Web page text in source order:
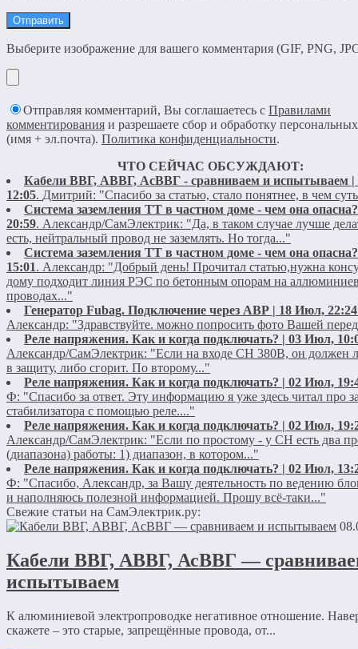
Выберите изображение для вашего комментария (GIF, PNG,
Отправляя комментарий, Вы соглашаетесь с Правилами
комментирования и разрешаете сбор и обработку
(имя + эл.почта). Политика конфиденциальности.
ЧТО СЕЙЧАС ОБСУЖДАЮТ:
Кабели ВВГ, АВВГ, АсВВГ - сравниваем и испытываем |
12:05. Дмитрий: "Спасибо за статью, стало понятнее, в чем
Система заземления ТТ в частном доме - чем она
20:59. Александр/СамЭлектрик: "Да, в таком случае лучше
есть, нейтральный провод не заземлять. Но тогда..."
Система заземления ТТ в частном доме - чем она
15:01. Александр: "Добрый день! Прочитал статью,нужна
дому подходит линия РЭС по бетонным опорам на
проводах..."
Генератор Fubag. Подключение через АВР | 18 Июл, 22:24
Александр: "Здравствуйте. можно попросить фото Вашей
Реле напряжения. Как и когда подключать? | 03 Июл,
Александр/СамЭлектрик: "Если на входе СН 380В, он должен
в защиту, либо сгорит. По второму..."
Реле напряжения. Как и когда подключать? | 02 Июл,
Ф: "Спасибо за ответ. Эту информацию я уже здесь читал про
стабилизатора с помощью реле...."
Реле напряжения. Как и когда подключать? | 02 Июл,
Александр/СамЭлектрик: "Если по простому - у СН есть два
(диапазона) работы: 1) диапазон, в котором..."
Реле напряжения. Как и когда подключать? | 02 Июл,
Ф: "Спасибо, Александр, за Вашу деятельность по ведению
и наполняюсь полезной информацией. Прошу всё-таки..."
Свежие статьи на СамЭлектрик.ру:
Кабели ВВГ, АВВГ, АсВВГ —
испытываем
К алюминиевой электропроводке негативное отношение.
скажете – это старые, запрещённые провода, от...